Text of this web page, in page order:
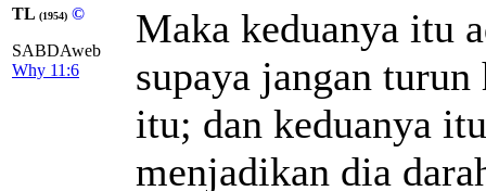
TL (1954) ©
SABDAweb
Why 11:6
Maka keduanya itu
supaya jangan
itu; dan keduanya
menjadikan dia